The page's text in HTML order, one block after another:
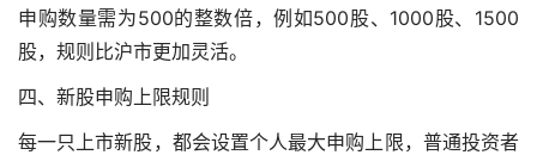
申购数量需为500的整数倍，例如500股、1000股、1500
股，规则比沪市更加灵活。
四、新股申购上限规则
每一只上市新股，都会设置个人最大申购上限，普通投资者